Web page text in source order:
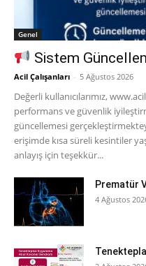
Genel
Sistem
Acil Çalışanları - 5 Ağustos 2026
Değerli kullanıcılarımız,
performans ve güvenlik
güncellemesi
erişimde kısa süreli kesintiler
anlayış için teşekkür...
Prematür
4 Ağustos